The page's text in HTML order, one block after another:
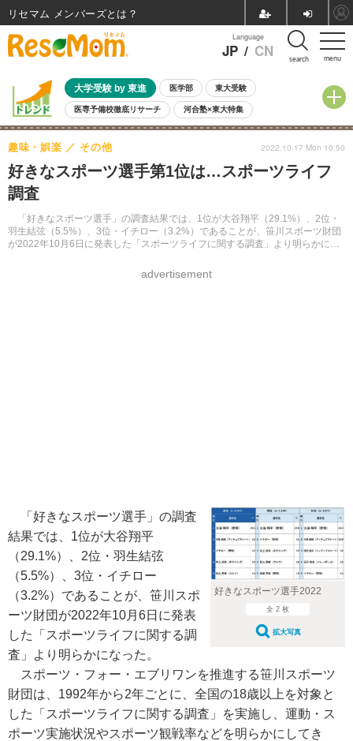
menu
Language
JP / CN search
大学受験 by 東進 医学部 東大受験
医専予備校徹底リサーチ 河合塾×東大特集
親子で考える大学選び 高校受験 中学受験 小学校受験
共通テスト 夏休み
8月開催イベント・WS 全国公立高校 過去問 人気記事
自由研究教材（小学生向け）
好きなスポーツ選手第1位は…スポーツライフ
調査
「好きなスポーツ選手」の調査結果では、1位が大谷翔平（29.1%）、2位・
羽生結弦（5.5%）、3位・イチロー（3.2%）であることが、笹川スポーツ財団
が2022年10月6日に発表した「スポーツライフに関する調査」より明らかにな
趣味・娯楽 その他
advertisement
2022.10.17 Mon 10:50
好きなスポーツ選手2022
全 2 枚
拡大写真
「好きなスポーツ選手」の調査
結果では、1位が大谷翔平
（29.1%）、2位・羽生結弦
（5.5%）、3位・イチロー
（3.2%）であることが、笹川スポ
ーツ財団が2022年10月6日に発表
した「スポーツライフに関する調
査」より明らかになった。
スポーツ・フォー・エブリワンを推進する笹川スポーツ
財団は、1992年から2年ごとに、全国の18歳以上を対象と
した「スポーツライフに関する調査」を実施し、運動・ス
ポーツ実施状況やスポーツ観戦率などを明らかにしてき
リセマム メンバーズ